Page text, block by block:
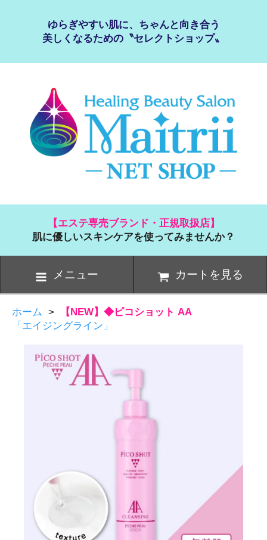
ゆらぎやすい肌に、ちゃんと向き合う
美しくなるための〝セレクトショップ〟
【エステ専売ブランド・正規取扱店】
肌に優しいスキンケアを使ってみませんか？
メニュー カートを見る
ホーム >
【NEW】◆ピコショット AA
「エイジングライン」